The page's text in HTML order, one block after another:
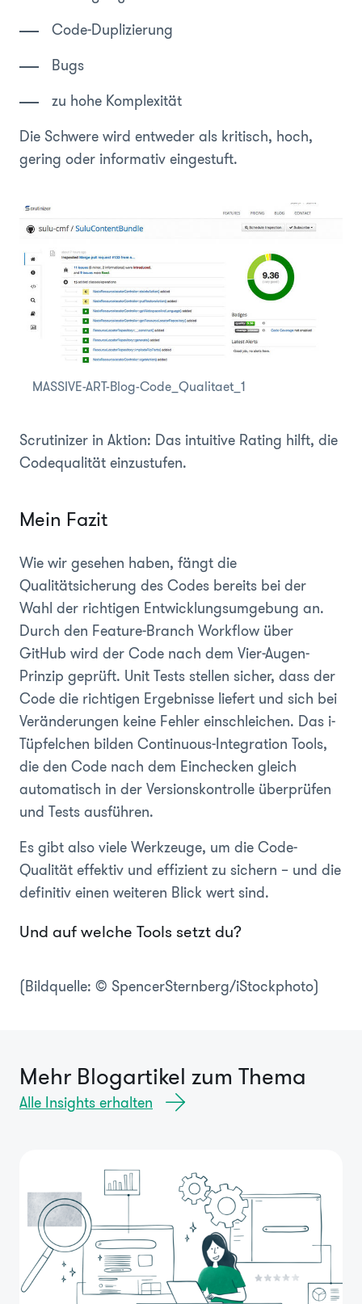
Code-Duplizierung
Bugs
zu hohe Komplexität
Die Schwere wird entweder als kritisch, hoch,
gering oder informativ eingestuft.
MASSIVE-ART-Blog-Code_Qualitaet_1
Scrutinizer in Aktion: Das intuitive Rating hilft, die
Codequalität einzustufen.
Mein Fazit
Wie wir gesehen haben, fängt die
Qualitätsicherung des Codes bereits bei der
Wahl der richtigen Entwicklungsumgebung an.
Durch den Feature-Branch Workflow über
GitHub wird der Code nach dem Vier-Augen-
Prinzip geprüft. Unit Tests stellen sicher, dass der
Code die richtigen Ergebnisse liefert und sich bei
Veränderungen keine Fehler einschleichen. Das i-
Tüpfelchen bilden Continuous-Integration Tools,
die den Code nach dem Einchecken gleich
automatisch in der Versionskontrolle überprüfen
und Tests ausführen.
Es gibt also viele Werkzeuge, um die Code-
Qualität effektiv und effizient zu sichern – und die
definitiv einen weiteren Blick wert sind.
Und auf welche Tools setzt du?
(Bildquelle: © SpencerSternberg/iStockphoto)
Mehr Blogartikel zum Thema
Alle Insights erhalten